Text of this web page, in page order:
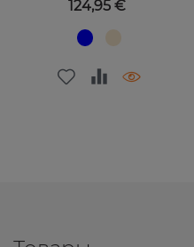
Цена
124,95 €